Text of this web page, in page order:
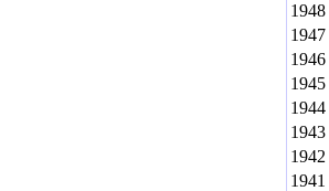
1948
1947
1946
1945
1944
1943
1942
1941